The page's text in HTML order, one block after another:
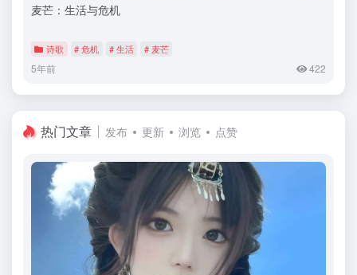
麦芒：生活与危机
诗歌 # 危机 # 生活 # 麦芒
5年前 422
热门文章 发布 更新 浏览 点赞